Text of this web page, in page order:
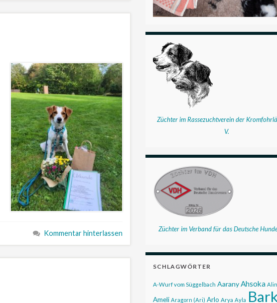
Kommentar hinterlassen
Züchter im Rassezuchtverein der
V.
Züchter im Verband für das Deutsche
SCHLAGWÖRTER
A-Wurf vom Süggelbach Aarany Ahsoka
Ameli Aragorn (Ari) Arlo Arya Ayla